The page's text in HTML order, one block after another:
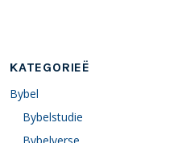
KATEGORIEË
Bybel
Bybelstudie